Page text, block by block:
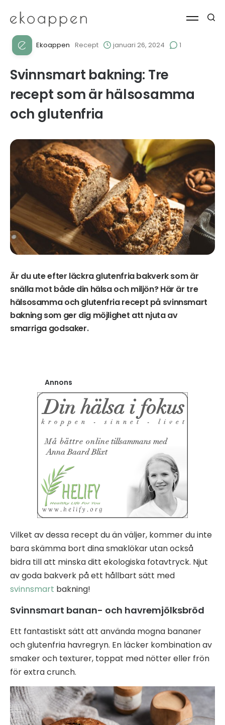
Ekoappen Recept januari 26, 2024 1
Svinnsmart bakning: Tre
recept som är hälsosamma
och glutenfria
Är du ute efter läckra glutenfria bakverk som är
snälla mot både din hälsa och miljön? Här är tre
hälsosamma och glutenfria recept på svinnsmart
bakning som ger dig möjlighet att njuta av
smarriga godsaker.
Annons
Vilket av dessa recept du än väljer, kommer du inte
bara skämma bort dina smaklökar utan också
bidra till att minska ditt ekologiska fotavtryck. Njut
av goda bakverk på ett hållbart sätt med
svinnsmart bakning!
Svinnsmart banan- och havremjölksbröd
Ett fantastiskt sätt att använda mogna bananer
och glutenfria havregryn. En läcker kombination av
smaker och texturer, toppat med nötter eller frön
för extra crunch.